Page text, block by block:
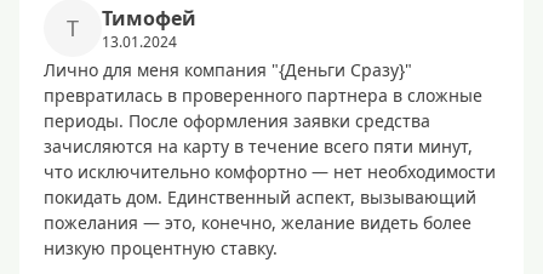
Т Тимофей
13.01.2024
Лично для меня компания "{Деньги Сразу}"
превратилась в проверенного партнера в сложные
периоды. После оформления заявки средства
зачисляются на карту в течение всего пяти минут,
что исключительно комфортно — нет необходимости
покидать дом. Единственный аспект, вызывающий
пожелания — это, конечно, желание видеть более
низкую процентную ставку.